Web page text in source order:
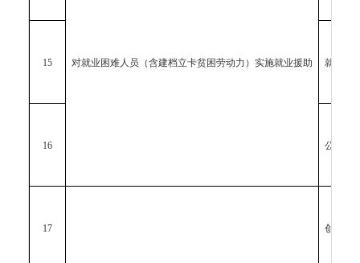
对就业困难人员（含建档立卡贫困劳动力）实施就业援助
15 就业困
16 公益性
17 创业补